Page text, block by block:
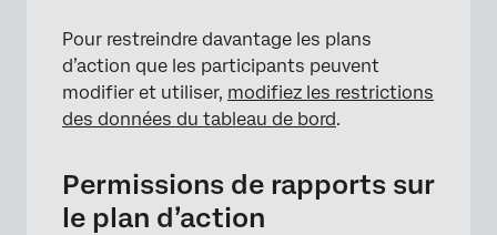
Pour restreindre davantage les plans
d’action que les participants peuvent
modifier et utiliser, modifiez les restrictions
des données du tableau de bord.
Permissions de rapports sur
le plan d’action